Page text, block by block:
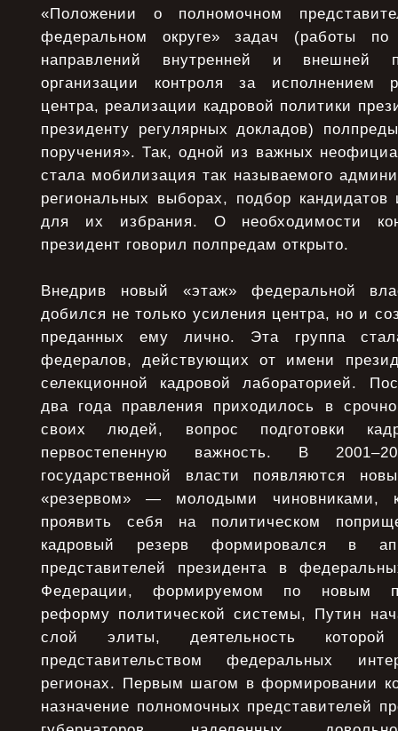
«Положении о полномочном
федеральном округе» задач (работы по
направлений внутренней и внешней
организации контроля за исполнением
центра, реализации кадровой политики
президенту регулярных докладов)
поручения». Так, одной из важных
стала мобилизация так называемого
региональных выборах, подбор
для их избрания. О необходимости
президент говорил полпредам открыто.
Внедрив новый «этаж» федеральной
добился не только усиления центра, но и
преданных ему лично. Эта группа
федералов, действующих от имени
селекционной кадровой лабораторией.
два года правления приходилось в
своих людей, вопрос подготовки
первостепенную важность. В
государственной власти появляются
«резервом» — молодыми чиновниками,
проявить себя на политическом
кадровый резерв формировался в
представителей президента в
Федерации, формируемом по новым
реформу политической системы, Путин
слой элиты, деятельность
представительством федеральных
регионах. Первым шагом в формировании
назначение полномочных представителей